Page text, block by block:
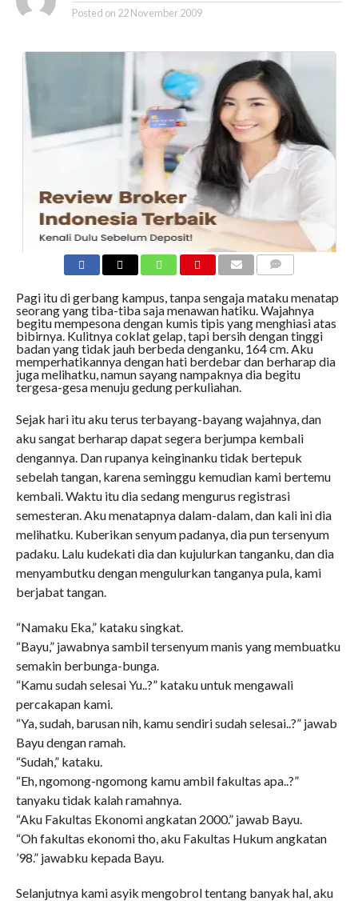
Posted on 22 November 2009
Pagi itu di gerbang kampus, tanpa sengaja mataku menatap
seorang yang tiba-tiba saja menawan hatiku. Wajahnya
begitu mempesona dengan kumis tipis yang menghiasi atas
bibirnya. Kulitnya coklat gelap, tapi bersih dengan tinggi
badan yang tidak jauh berbeda denganku, 164 cm. Aku
memperhatikannya dengan hati berdebar dan berharap dia
juga melihatku, namun sayang nampaknya dia begitu
tergesa-gesa menuju gedung perkuliahan.
Sejak hari itu aku terus terbayang-bayang wajahnya, dan
aku sangat berharap dapat segera berjumpa kembali
dengannya. Dan rupanya keinginanku tidak bertepuk
sebelah tangan, karena seminggu kemudian kami bertemu
kembali. Waktu itu dia sedang mengurus registrasi
semesteran. Aku menatapnya dalam-dalam, dan kali ini dia
melihatku. Kuberikan senyum padanya, dia pun tersenyum
padaku. Lalu kudekati dia dan kujulurkan tanganku, dan dia
menyambutku dengan mengulurkan tanganya pula, kami
berjabat tangan.
“Namaku Eka,” kataku singkat.
“Bayu,” jawabnya sambil tersenyum manis yang membuatku
semakin berbunga-bunga.
“Kamu sudah selesai Yu..?” kataku untuk mengawali
percakapan kami.
“Ya, sudah, barusan nih, kamu sendiri sudah selesai..?” jawab
Bayu dengan ramah.
“Sudah,” kataku.
“Eh, ngomong-ngomong kamu ambil fakultas apa..?”
tanyaku tidak kalah ramahnya.
“Aku Fakultas Ekonomi angkatan 2000.” jawab Bayu.
“Oh fakultas ekonomi tho, aku Fakultas Hukum angkatan
’98.” jawabku kepada Bayu.
Selanjutnya kami asyik mengobrol tentang banyak hal, aku